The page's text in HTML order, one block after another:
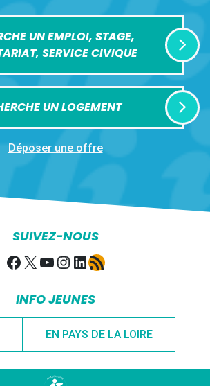
UN EMPLOI, STAGE,
SERVICE CIVIQUE
UN LOGEMENT
Déposer une offre
SUIVEZ-NOUS
Facebook
X YouTube
Instagram
LinkedIn
Flux RSS
INFO JEUNES
EN PAYS DE LA LOIRE